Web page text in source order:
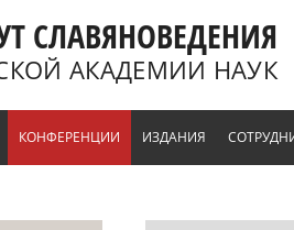
СЛАВЯНОВЕДЕНИЯ
АКАДЕМИИ НАУК
КОНФЕРЕНЦИИ ИЗДАНИЯ